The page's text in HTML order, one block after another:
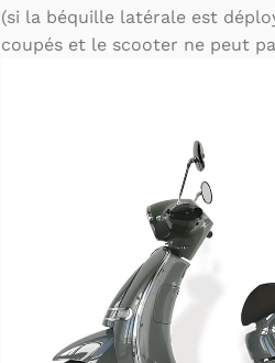
(si la béquille latérale est
coupés et le scooter ne peut